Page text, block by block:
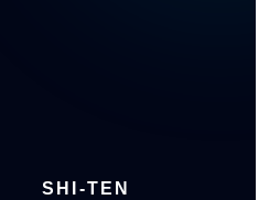
SHI-TEN